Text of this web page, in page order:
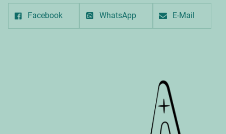
Facebook WhatsApp E-Mail